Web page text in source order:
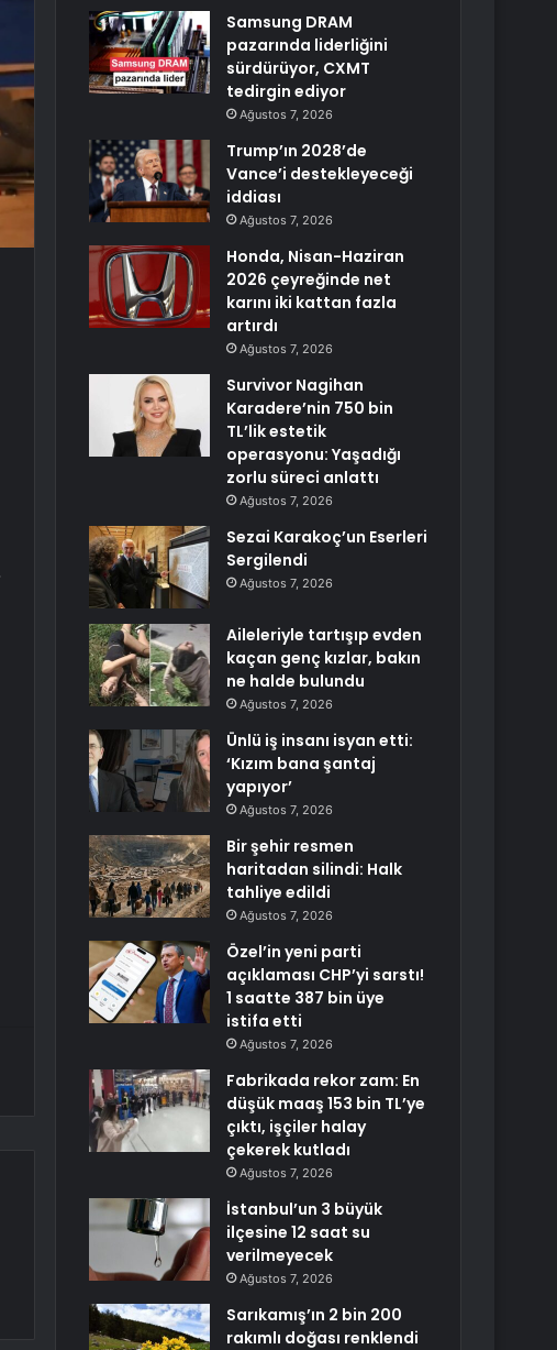
Samsung DRAM
pazarında liderliğini
sürdürüyor, CXMT
tedirgin ediyor
Ağustos 7, 2026
Trump’ın 2028’de
Vance’i destekleyeceği
iddiası
Ağustos 7, 2026
Honda, Nisan-Haziran
2026 çeyreğinde net
karını iki kattan fazla
artırdı
Ağustos 7, 2026
Survivor Nagihan
Karadere’nin 750 bin
TL’lik estetik
operasyonu: Yaşadığı
zorlu süreci anlattı
Ağustos 7, 2026
Sezai Karakoç’un Eserleri
Sergilendi
Ağustos 7, 2026
Aileleriyle tartışıp evden
kaçan genç kızlar, bakın
ne halde bulundu
Ağustos 7, 2026
Ünlü iş insanı isyan etti:
‘Kızım bana şantaj
yapıyor’
Ağustos 7, 2026
Bir şehir resmen
haritadan silindi: Halk
tahliye edildi
Ağustos 7, 2026
Özel’in yeni parti
açıklaması CHP’yi sarstı!
1 saatte 387 bin üye
istifa etti
Ağustos 7, 2026
Fabrikada rekor zam: En
düşük maaş 153 bin TL’ye
çıktı, işçiler halay
çekerek kutladı
Ağustos 7, 2026
İstanbul’un 3 büyük
ilçesine 12 saat su
verilmeyecek
Ağustos 7, 2026
Sarıkamış’ın 2 bin 200
rakımlı doğası renklendi